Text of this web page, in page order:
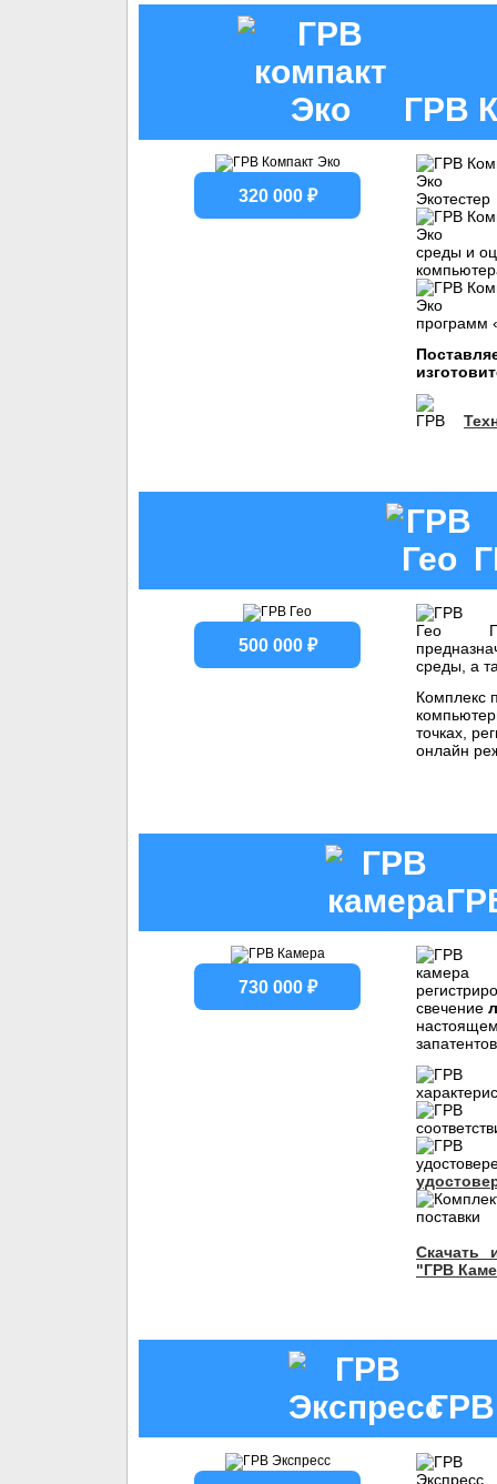
ГРВ
320 000 ₽ Экотестер
среды и
программ
500 000 ₽
среды, а
Комплекс
точках,
онлайн
730 000 ₽
свечение
Скачать
"ГРВ
ГРВ